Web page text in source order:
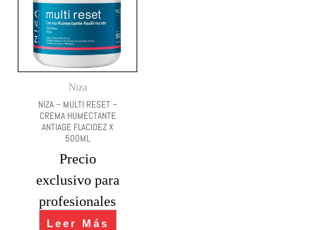
Niza
NIZA – MULTI RESET –
CREMA HUMECTANTE
ANTIAGE FLACIDEZ X
500ML
Precio
exclusivo para
profesionales
Leer Más